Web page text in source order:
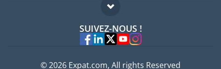
FAQ
Experts
SUIVEZ-NOUS !
© 2026 Expat.com, All rights Reserved